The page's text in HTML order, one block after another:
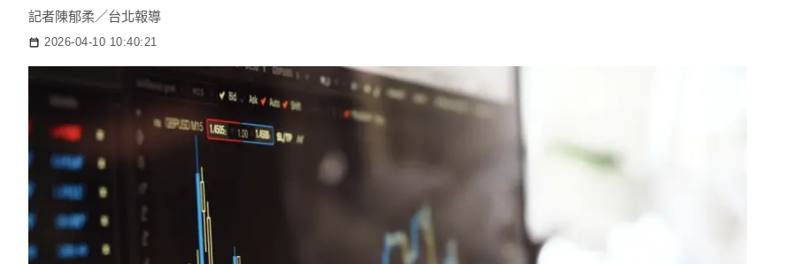
記者陳郁柔／台北報導
2026-04-10 10:40:21